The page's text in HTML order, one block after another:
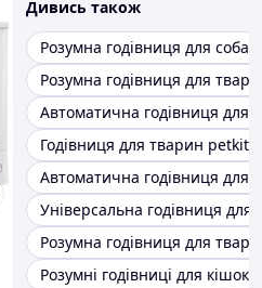
Дивись також
Розумна годівниця для собак
Розумна годівниця для
Автоматична годівниця для
Годівниця для тварин petkit
Автоматична годівниця для
Універсальна годівниця для
Розумна годівниця для
Розумні годівниці для кішок